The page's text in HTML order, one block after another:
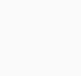
است؟
که می تواند